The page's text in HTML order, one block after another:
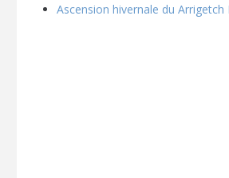
Ascension hivernale du Arrigetch